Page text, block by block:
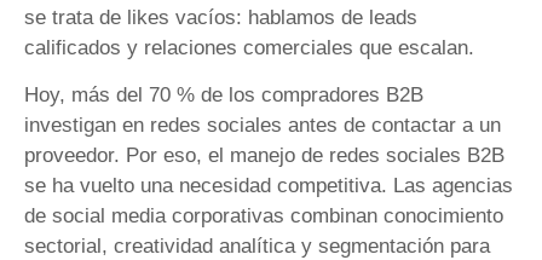
se trata de likes vacíos: hablamos de leads
calificados y relaciones comerciales que escalan.
Hoy, más del 70 % de los compradores B2B
investigan en redes sociales antes de contactar a un
proveedor. Por eso, el manejo de redes sociales B2B
se ha vuelto una necesidad competitiva. Las agencias
de social media corporativas combinan conocimiento
sectorial, creatividad analítica y segmentación para